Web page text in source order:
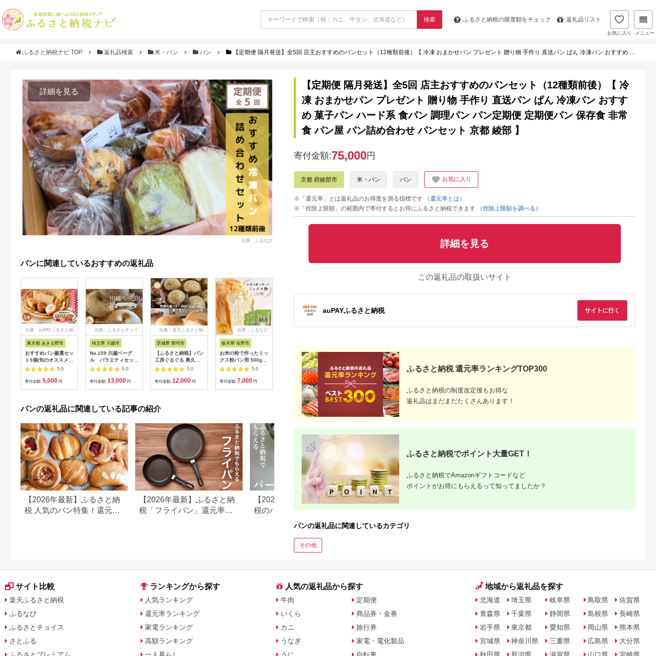
検索 ふるさと納税の限度額をチェック 返礼品リスト
お気に入り メニュー
ふるさと納税ナビ TOP 返礼品検索 米・パン パン 【定期便 隔月発送】全5回 店主おすすめのパンセット（12種類前後）【 冷凍 おまかせパン プレゼント 贈り物 手作り 直送パン ぱん 冷凍パン おすすめ 菓子パン ハード系 食パン 調理パン パン定期便 定期便パン 保存食 非常食 パン屋 パン詰め合わせ パンセット 京都 綾部 】
詳細を見る
出典：ふるなび
パンに関連しているおすすめの返礼品
出典：auPAYふるさと納
税
東京都 あきる野市
おすすめパン厳選セッ
ト5個(旬のオススメパ
ンセット)
【1497079】
5.0
寄付金額: 5,000 円
出典：ふるさとチョイ
ス
埼玉県 川越市
No.159 川越ベーグ
ル バラエティセット
【VANITOY
BAGEL】 ／ もっち
り 明太子 チョコ トマ
5.0
寄付金額: 13,000 円
出典：楽天ふるさと納
税
茨城県 那珂市
【ふるさと納税】パン
工房ぐるぐる 奥久慈
卵のとろ〜りクリーム
パン 5個 究極の塩バ
タ−メロンパン 4個 合
り寄せ 冷凍 プレゼン
せスイーツ 美味しい
送料無料
5.0
寄付金額: 12,000 円
出典：ふるなび
栃木県 佐野市
お米の粉で作ったミッ
クス粉パン用 500g×5
袋_米粉 パン用 ミッ
クス粉 おすすめ 人気
送料無料 贈答 ギフト
5.0
寄付金額: 7,000 円
ゼッポレ 邑楽町 るべ
5.0
寄付金額:5,500円
考えた人すごいわ 高
級食パン「魂仕込」
（こんじこみ）2斤
[まるでケーキのよう
なパン 自宅でカフェ
メニュー]
5.0
寄付金額: 円
小麦100%！！ふわも
ちベーグルセット
5.0
り） お菓子 おやつ 茶
菓子 パン ぱん メロン
クサク 総菜パン 厳選
おすすめ セット 朝食
軽食 冷凍
5.0
リー・アレルゲンフリ
【配送不可地域：離
祝 記念日_EV01
パンの返礼品に関連している記事の紹介
【2026年最新】ふるさと納
税 人気のパン特集！還元率
【2026年最新】ふるさと納
税「フライパン」還元率ラ
【2026年最新】ふるさと納
税のバーミキュラおすすめ
返礼品一覧｜ライスポッ
ト・フライパンも紹介
JUNGLIA（ジャングリア）
沖縄の入場チケットがふる
さと納税でもらえる！
【定期便 隔月発送】全5回 店主おすすめのパンセット（12種類前後）【 冷
凍 おまかせパン プレゼント 贈り物 手作り 直送パン ぱん 冷凍パン おすす
め 菓子パン ハード系 食パン 調理パン パン定期便 定期便パン 保存食 非常
食 パン屋 パン詰め合わせ パンセット 京都 綾部 】
寄付金額:75,000円
京都 府綾部市 米・パン パン お気に入り
※「還元率」とは返礼品のお得度を測る指標です
（還元率とは）
※「控除上限額」の範囲内で寄付するとお得にふるさと納税できます
（控除上限額を調べる）
詳細を見る
この返礼品の取扱いサイト
auPAYふるさと納税 サイトに行く
ふるさと納税 還元率ランキングTOP300
ふるさと納税の制度改定後もお得な
返礼品はまだまだたくさんあります！
ふるさと納税でポイント大量GET！
ふるさと納税でAmazonギフトコードなど
ポイントがお得にもらえるって知ってましたか？
パンの返礼品に関連しているカテゴリ
その他
サイト比較
楽天ふるさと納税
ふるなび
ふるさとチョイス
さとふる
ふるさとプレミアム
ランキングから探す
人気ランキング
還元率ランキング
家電ランキング
高額ランキング
一人暮らし
人気の返礼品から探す
牛肉
いくら
カニ
うなぎ
うに
定期便
商品券・金券
旅行券
家電・電化製品
自転車
地域から返礼品を探す
北海道
青森県
岩手県
宮城県
秋田県
埼玉県
千葉県
東京都
神奈川県
新潟県
岐阜県
静岡県
愛知県
三重県
滋賀県
鳥取県
島根県
岡山県
広島県
山口県
佐賀県
長崎県
熊本県
大分県
宮崎県